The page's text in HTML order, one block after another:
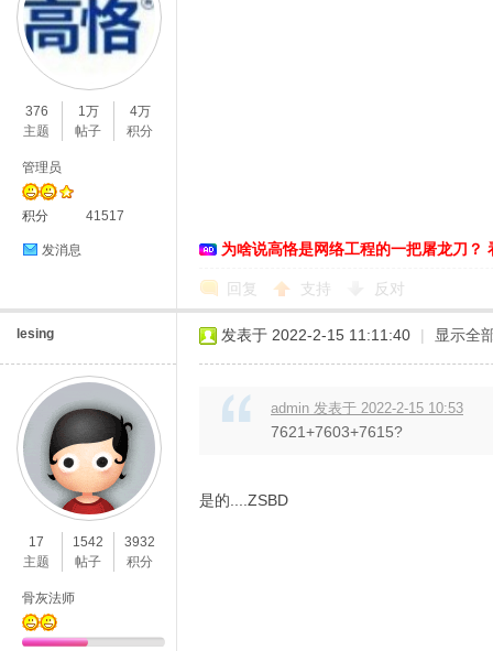
376
主题
1万
帖子
4万
积分
管理员
积分 41517
发消息 为啥说高恪是网络工程的一把屠龙刀？
回复 支持 反对
lesing
17
主题
1542
帖子
3932
积分
骨灰法师
发表于 2022-2-15 11:11:40 | 显示全
admin 发表于 2022-2-15 10:53
7621+7603+7615?
是的....ZSBD